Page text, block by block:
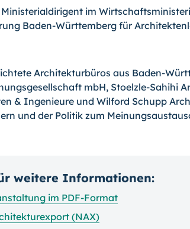
Ministerialdirigent im
Baden-Württemberg für
Architekturbüros aus Baden-
mbH, Stoelzle-Sahihi
& Ingenieure und Wilford Schupp
und der Politik zum
weitere Informationen:
im PDF-Format
(NAX)